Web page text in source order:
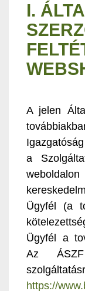
PROGRAMOK
HÍREK
RÓLUNK
I.
A jelen
a
Ügyfél (a
Ügyfél a
Az
https://